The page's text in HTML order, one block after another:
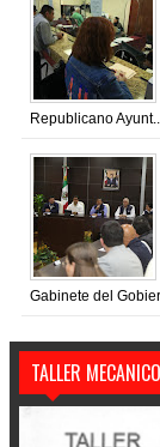
Republicano
Gabinete del
TALLER